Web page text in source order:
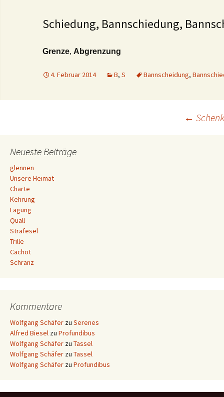
Schiedung, Bannschiedung,
Grenze, Abgrenzung
4. Februar 2014 B, S Bannscheidung,
Navigation
←
Neueste Beiträge
glennen
Unsere Heimat
Charte
Kehrung
Lagung
Quall
Strafesel
Trille
Cachot
Schranz
Kommentare
Wolfgang Schäfer zu Serenes
Alfred Biesel zu Profundibus
Wolfgang Schäfer zu Tassel
Wolfgang Schäfer zu Tassel
Wolfgang Schäfer zu Profundibus